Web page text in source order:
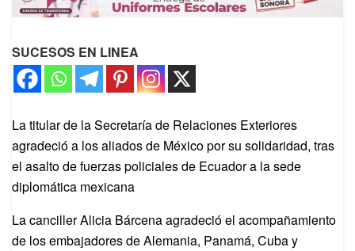
SUCESOS EN LINEA
La titular de la Secretaría de Relaciones Exteriores
agradeció a los aliados de México por su solidaridad, tras
el asalto de fuerzas policiales de Ecuador a la sede
diplomática mexicana
La canciller Alicia Bárcena agradeció el acompañamiento
de los embajadores de Alemania, Panamá, Cuba y